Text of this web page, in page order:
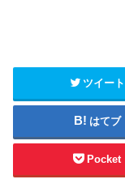
ツイート
はてブ
Pocket